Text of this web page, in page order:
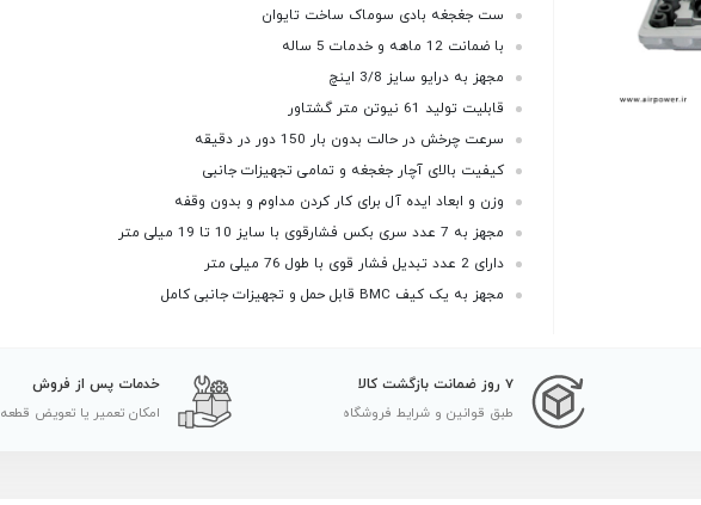
ست جغجغه بادی سوماک ساخت تایوان
با ضمانت 12 ماهه و خدمات 5 ساله
مجهز به درایو سایز 3/8 اینچ
قابلیت تولید 61 نیوتن متر گشتاور
سرعت چرخش در حالت بدون بار 150 دور در دقیقه
کیفیت بالای آچار جغجغه و تمامی تجهیزات جانبی
وزن و ابعاد ایده آل برای کار کردن مداوم و بدون وقفه
مجهز به 7 عدد سری بکس فشارقوی با سایز 10 تا 19 میلی متر
دارای 2 عدد تبدیل فشار قوی با طول 76 میلی متر
مجهز به یک کیف BMC قابل حمل و تجهیزات جانبی کامل
7 روز ضمانت بازگشت کالا
طبق قوانین و شرایط فروشگاه
خدمات پس از فروش
امکان تعمیر یا تعویض قطعه